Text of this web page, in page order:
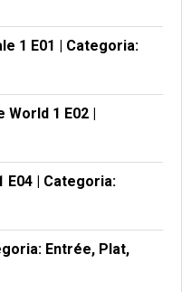
1 E01 | Categoria:
1 E02 |
E04 | Categoria:
Entrée, Plat,